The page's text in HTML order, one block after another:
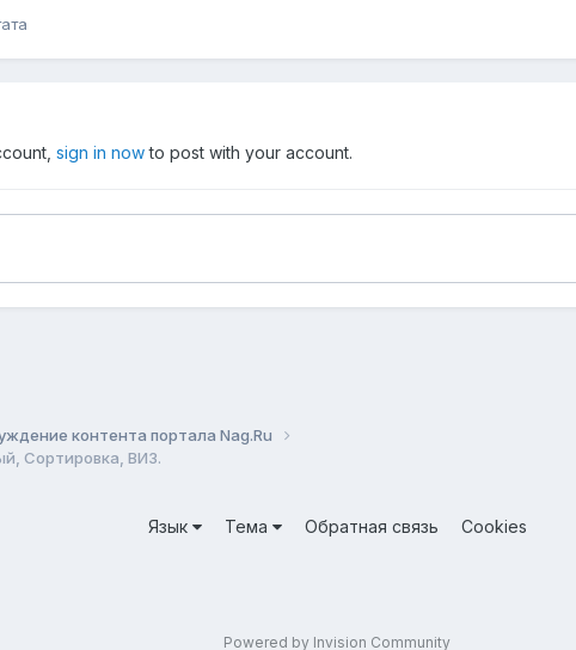
sign in nowto post with your account.
контента портала Nag.Ru
Сортировка, ВИЗ.
Язык Тема Обратная связь
Cookies
Powered by Invision Community